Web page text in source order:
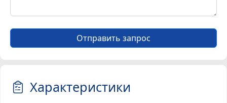
Отправить запрос
Характеристики